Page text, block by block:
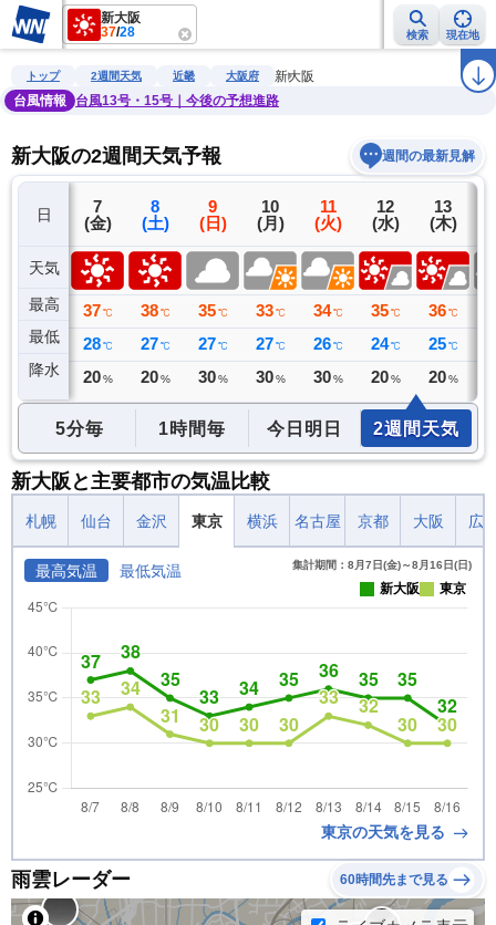
新大阪
37/28 検索 現在地
雨雲レーダー 台風情報 地震情報 警報・注意報 ラ
トップ 2週間天気 近畿 大阪府
新大阪
台風情報
台風13号・15号｜今後の予想進路
新大阪の2週間天気予報 週間の最新見解
日
天気
最高
最低
降水
6
(木)
35 ℃
28 ℃
0 ミリ
7
(金)
37 ℃
28 ℃
20 %
8
(土)
38 ℃
27 ℃
20 %
9
(日)
35 ℃
27 ℃
30 %
10
(月)
33 ℃
27 ℃
30 %
11
(火)
34 ℃
26 ℃
30 %
12
(水)
35 ℃
24 ℃
20 %
13
(木)
36 ℃
25 ℃
20 %
5分毎 1時間毎 今日明日 2週間天気
新大阪と主要都市の気温比較
札幌 仙台 金沢 東京 横浜 名古屋 京都 大阪 広
最高気温 最低気温 集計期間：8月7日(金)～8月16日(日)
新大阪 東京
東京の天気を見る
雨雲レーダー 60時間先まで見る